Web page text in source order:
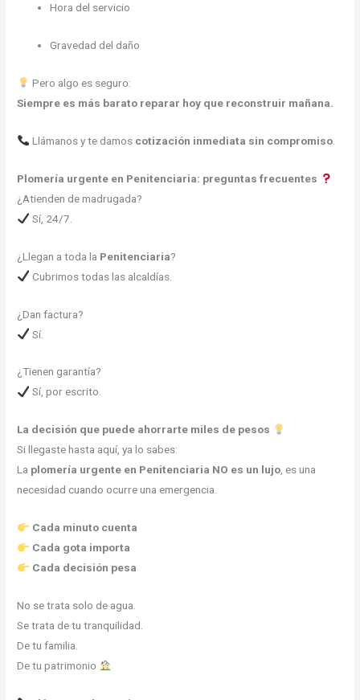
Hora del servicio
Gravedad del daño
Pero algo es seguro:
Siempre es más barato reparar hoy que reconstruir mañana.
Llámanos y te damos cotización inmediata sin compromiso.
Plomería urgente en Penitenciaria: preguntas frecuentes
¿Atienden de madrugada?
Sí, 24/7.
¿Llegan a toda la Penitenciaria?
Cubrimos todas las alcaldías.
¿Dan factura?
Sí.
¿Tienen garantía?
Sí, por escrito.
La decisión que puede ahorrarte miles de pesos
Si llegaste hasta aquí, ya lo sabes:
La plomería urgente en Penitenciaria NO es un lujo, es una
necesidad cuando ocurre una emergencia.
Cada minuto cuenta
Cada gota importa
Cada decisión pesa
No se trata solo de agua.
Se trata de tu tranquilidad.
De tu familia.
De tu patrimonio